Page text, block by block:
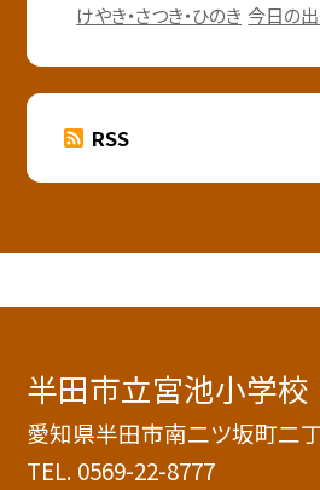
けやき・さつき・ひのき 今日の
RSS
半田市立宮池小学校
愛知県半田市南二ツ坂町二
TEL. 0569-22-8777